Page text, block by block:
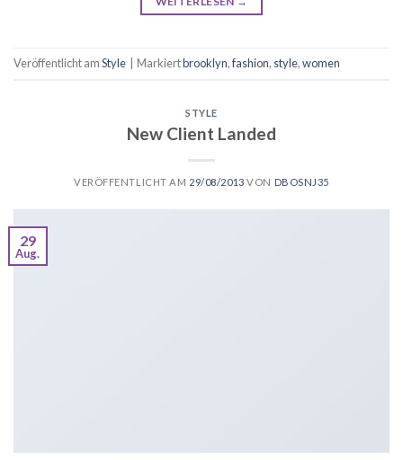
Veröffentlicht amStyle Markiertbrooklyn,fashion, style,women
STYLE
New Client Landed
VERÖFFENTLICHT AM 29/08/2013 VON DBOSNJ35
29
Aug.